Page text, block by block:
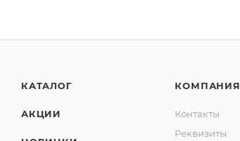
КАТАЛОГ
АКЦИИ
КОМПАНИЯ
Контакты
Реквизиты